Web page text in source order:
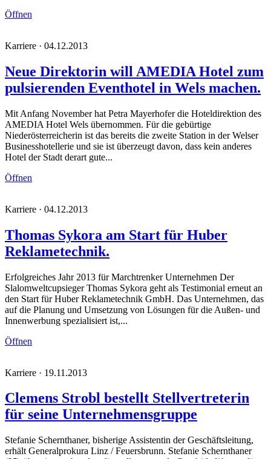
Öffnen
Karriere · 04.12.2013
Neue Direktorin will AMEDIA Hotel zum
pulsierenden Eventhotel in Wels machen.
Mit Anfang November hat Petra Mayerhofer die Hoteldirektion des
AMEDIA Hotel Wels übernommen. Für die gebürtige
Niederösterreicherin ist das bereits die zweite Station in der Welser
Businesshotellerie und sie ist überzeugt davon, dass kein anderes
Hotel der Stadt derart gute...
Öffnen
Karriere · 04.12.2013
Thomas Sykora am Start für Huber
Reklametechnik.
Erfolgreiches Jahr 2013 für Marchtrenker Unternehmen Der
Slalomweltcupsieger Thomas Sykora geht als Testimonial erneut an
den Start für Huber Reklametechnik GmbH. Das Unternehmen, das
auf die Planung und Umsetzung von Lösungen für die Außen- und
Innenwerbung spezialisiert ist,...
Öffnen
Karriere · 19.11.2013
Clemens Strobl bestellt Stellvertreterin
für seine Unternehmensgruppe
Stefanie Schernthaner, bisherige Assistentin der Geschäftsleitung,
erhält Generalprokura Linz / Feuersbrunn. Stefanie Schernthaner